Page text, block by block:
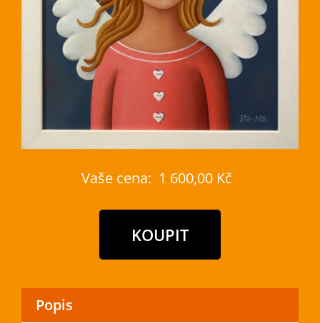
Vaše cena: 1 600,00 Kč
Popis